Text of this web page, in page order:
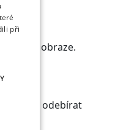
jsou v obraze.
údajů
odebírat
při